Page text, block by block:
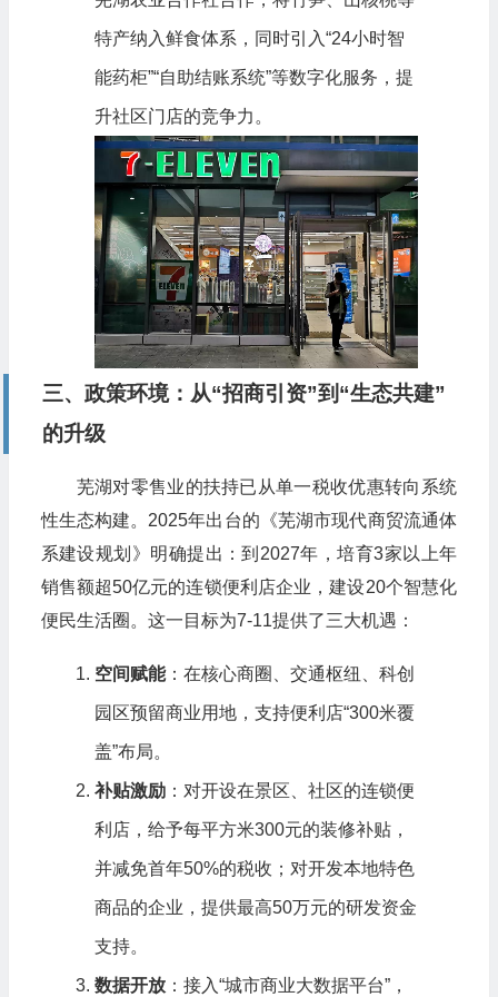
特产纳入鲜食体系，同时引入“24小时智
能药柜”“自助结账系统”等数字化服务，提
升社区门店的竞争力。
三、政策环境：从“招商引资”到“生态共建”
的升级
芜湖对零售业的扶持已从单一税收优惠转向系统
性生态构建。2025年出台的《芜湖市现代商贸流通体
系建设规划》明确提出：到2027年，培育3家以上年
销售额超50亿元的连锁便利店企业，建设20个智慧化
便民生活圈。这一目标为7-11提供了三大机遇：
空间赋能：在核心商圈、交通枢纽、科创
园区预留商业用地，支持便利店“300米覆
盖”布局。
补贴激励：对开设在景区、社区的连锁便
利店，给予每平方米300元的装修补贴，
并减免首年50%的税收；对开发本地特色
商品的企业，提供最高50万元的研发资金
支持。
数据开放：接入“城市商业大数据平台”，